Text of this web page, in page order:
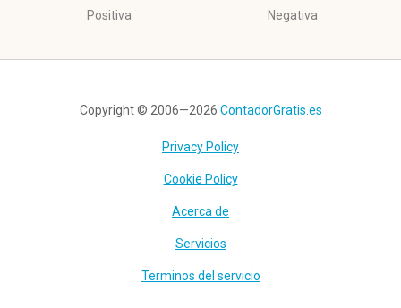
Positiva Negativa
Copyright © 2006—2026 ContadorGratis.es
Privacy Policy
Cookie Policy
Acerca de
Servicios
Terminos del servicio